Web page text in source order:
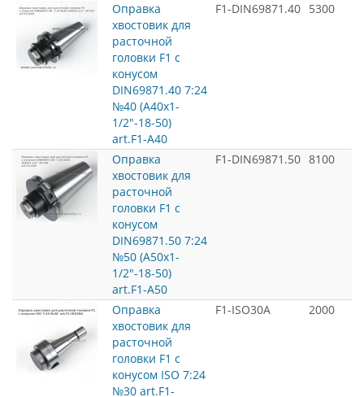
Оправка
хвостовик для
расточной
головки F1 с
конусом
DIN69871.40 7:24
№40 (A40x1-
1/2"-18-50)
art.F1-A40
F1-DIN69871.40 5300
Оправка
хвостовик для
расточной
головки F1 с
конусом
DIN69871.50 7:24
№50 (A50x1-
1/2"-18-50)
art.F1-A50
F1-DIN69871.50 8100
Оправка
хвостовик для
расточной
головки F1 с
конусом ISO 7:24
№30 art.F1-
F1-ISO30A 2000